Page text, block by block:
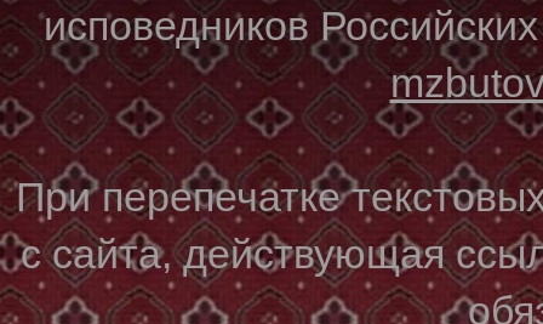
исповедников
При перепечатке
с сайта, действующая